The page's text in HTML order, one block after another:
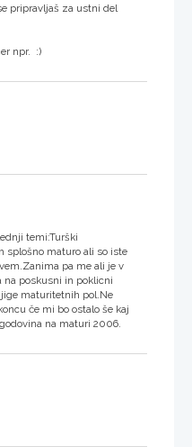
pripravljaš za ustni del
npr. :)
temi:Turški
splošno maturo ali so iste
pa me ali je v
na poskusni in poklicni
maturitetnih pol.Ne
če mi bo ostalo še kaj
na maturi 2006.